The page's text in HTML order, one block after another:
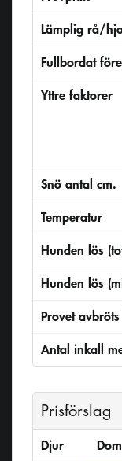
Lämplig rå/
Fullbordat
Yttre faktorer
Snö antal cm.
Temperatur
Hunden lös
Hunden lös
Provet avbröts
Antal inkall
Prisförslag
Djur